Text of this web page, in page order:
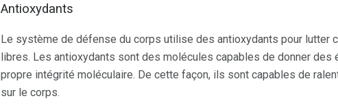
Antioxydants
Le système de défense du corps utilise des antioxydants pour lutter
libres. Les antioxydants sont des molécules capables de donner
propre intégrité moléculaire. De cette façon, ils sont capables de
sur le corps.